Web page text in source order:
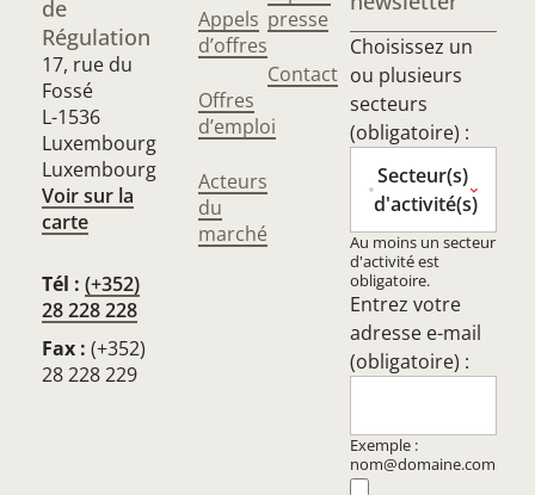
de
Régulation
17, rue du
Fossé
L-1536
Luxembourg
Luxembourg
Voir sur la
carte
Tél : (+352)
28 228 228
Fax : (+352)
28 228 229
Appels
d’offres
Offres
d’emploi
Acteurs
du
marché
presse
Contact
Choisissez un
ou plusieurs
secteurs
(obligatoire) :
Secteur(s)
d'activité(s)
Au moins un secteur
d'activité est
obligatoire.
Entrez votre
adresse e-mail
(obligatoire) :
Exemple :
nom@domaine.com